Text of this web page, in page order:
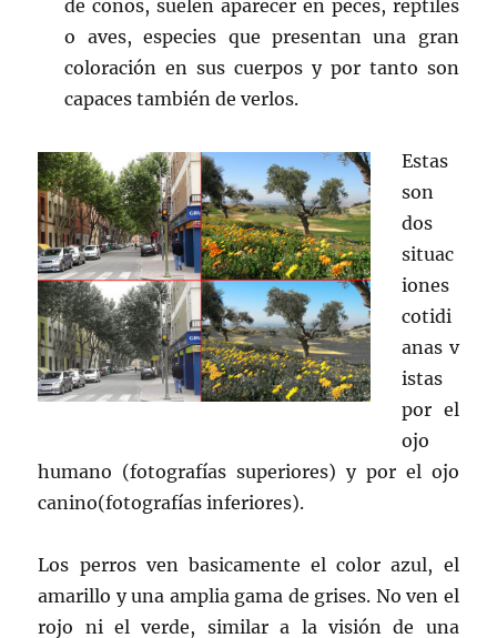
de conos, suelen aparecer en peces, reptiles
o aves, especies que presentan una gran
coloración en sus cuerpos y por tanto son
capaces también de verlos.
Estas
son
dos
situac
iones
cotidi
anas v
istas
por el
ojo
humano (fotografías superiores) y por el ojo
canino(fotografías inferiores).
Los perros ven basicamente el color azul, el
amarillo y una amplia gama de grises. No ven el
rojo ni el verde, similar a la visión de una